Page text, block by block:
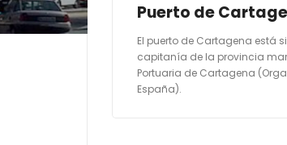
Puerto de
El puerto de Cartagena está
capitanía de la provincia
Portuaria de Cartagena
España).